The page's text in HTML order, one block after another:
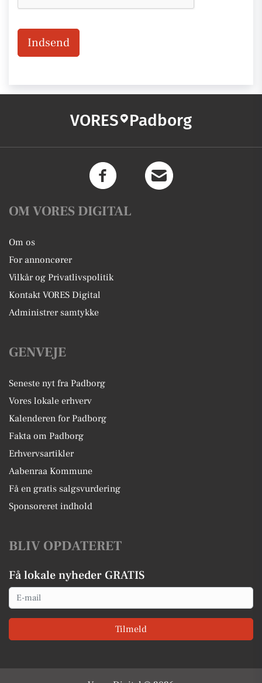
Indsend
VORES Padborg
OM VORES DIGITAL
Om os
For annoncører
Vilkår og Privatlivspolitik
Kontakt VORES Digital
Administrer samtykke
GENVEJE
Seneste nyt fra Padborg
Vores lokale erhverv
Kalenderen for Padborg
Fakta om Padborg
Erhvervsartikler
Aabenraa Kommune
Få en gratis salgsvurdering
Sponsoreret indhold
BLIV OPDATERET
Få lokale nyheder GRATIS
Email
Tilmeld